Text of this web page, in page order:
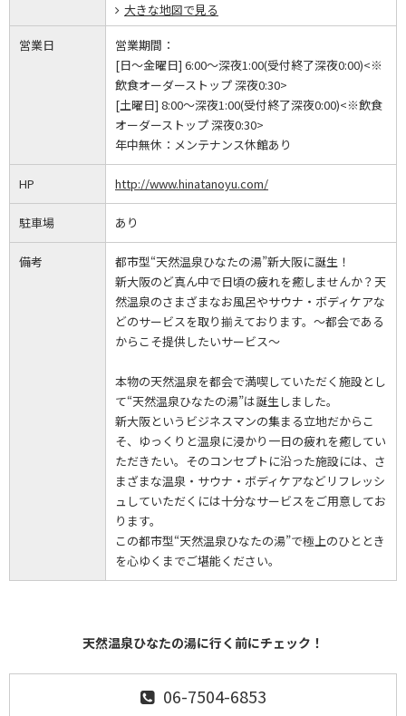
大きな地図で見る
営業日
営業期間：
[日～金曜日] 6:00～深夜1:00(受付終了深夜0:00)<※
飲食オーダーストップ 深夜0:30>
[土曜日] 8:00～深夜1:00(受付終了深夜0:00)<※飲食
オーダーストップ 深夜0:30>
年中無休： メンテナンス休館あり
HP http://www.hinatanoyu.com/
駐車場 あり
備考
都市型“天然温泉ひなたの湯”新大阪に誕生！
新大阪のど真ん中で日頃の疲れを癒しませんか？天
然温泉のさまざまなお風呂やサウナ・ボディケアな
どのサービスを取り揃えております。～都会である
からこそ提供したいサービス～
本物の天然温泉を都会で満喫していただく施設とし
て“天然温泉ひなたの湯”は誕生しました。
新大阪というビジネスマンの集まる立地だからこ
そ、ゆっくりと温泉に浸かり一日の疲れを癒してい
ただきたい。そのコンセプトに沿った施設には、さ
まざまな温泉・サウナ・ボディケアなどリフレッシ
ュしていただくには十分なサービスをご用意してお
ります。
この都市型“天然温泉ひなたの湯”で極上のひととき
を心ゆくまでご堪能ください。
天然温泉ひなたの湯に行く前にチェック！
06-7504-6853